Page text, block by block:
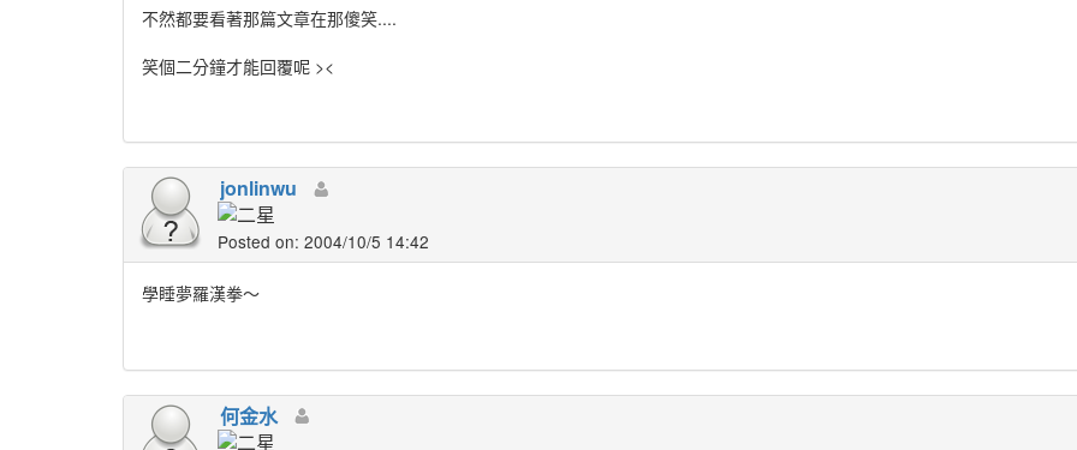
不然都要看著那篇文章在那傻笑....
笑個二分鐘才能回覆呢 ><
jonlinwu
Posted on: 2004/10/5 14:42
學睡夢羅漢拳～
何金水